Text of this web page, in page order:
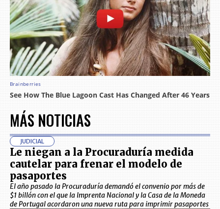
MÁS NOTICIAS
JUDICIAL
Le niegan a la Procuraduría medida
cautelar para frenar el modelo de
pasaportes
El año pasado la Procuraduría demandó el convenio por más de
$1 billón con el que la Imprenta Nacional y la Casa de la Moneda
de Portugal acordaron una nueva ruta para imprimir pasaportes